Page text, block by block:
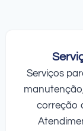
Serviços
correção